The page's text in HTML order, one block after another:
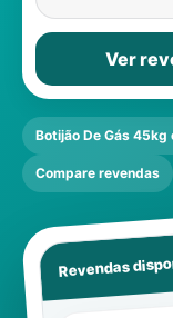
Ver
Botijão De Gás 45kg
Compare revendas
Revendas